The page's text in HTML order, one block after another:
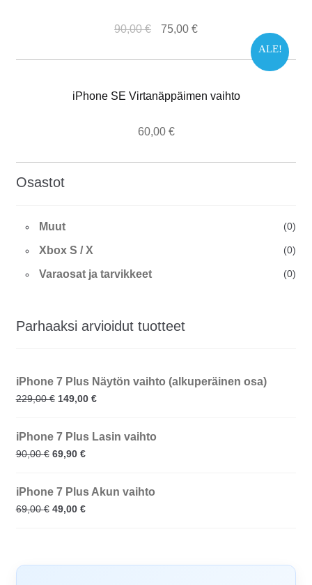
ALE!
90,00€ 75,00 €
iPhone SE Virtanäppäimen vaihto
60,00 €
Osastot
Muut (0)
Xbox S / X (0)
Varaosat ja tarvikkeet (0)
Parhaaksi arvioidut tuotteet
iPhone 7 Plus Näytön vaihto (alkuperäinen osa)
229,00€ 149,00 €
iPhone 7 Plus Lasin vaihto
90,00€ 69,90 €
iPhone 7 Plus Akun vaihto
69,00€ 49,00 €